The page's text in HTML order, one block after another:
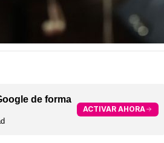
de forma
ACTIVAR AHORA